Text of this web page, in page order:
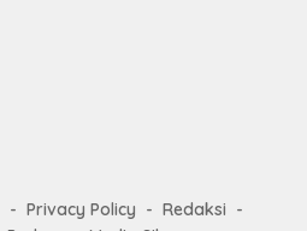
Privacy Policy
Redaksi